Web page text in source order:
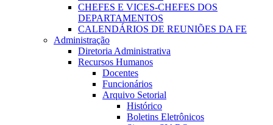
CHEFES E VICES-CHEFES DOS
DEPARTAMENTOS
CALENDÁRIOS DE REUNIÕES DA FE
Administração
Diretoria Administrativa
Recursos Humanos
Docentes
Funcionários
Arquivo Setorial
Histórico
Boletins Eletrônicos